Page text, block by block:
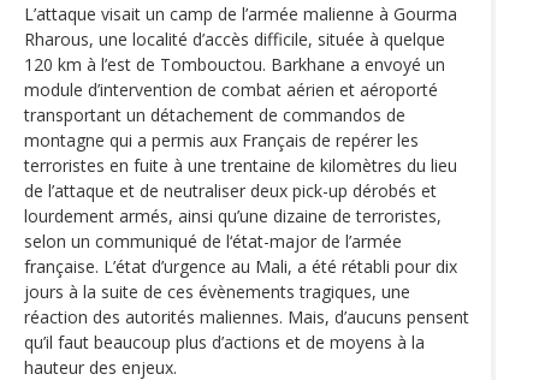
L’attaque visait un camp de l’armée malienne à Gourma
Rharous, une localité d’accès difficile, située à quelque
120 km à l’est de Tombouctou. Barkhane a envoyé un
module d’intervention de combat aérien et aéroporté
transportant un détachement de commandos de
montagne qui a permis aux Français de repérer les
terroristes en fuite à une trentaine de kilomètres du lieu
de l’attaque et de neutraliser deux pick-up dérobés et
lourdement armés, ainsi qu’une dizaine de terroristes,
selon un communiqué de l‘état-major de l’armée
française. L’état d’urgence au Mali, a été rétabli pour dix
jours à la suite de ces évènements tragiques, une
réaction des autorités maliennes. Mais, d’aucuns pensent
qu’il faut beaucoup plus d’actions et de moyens à la
hauteur des enjeux.